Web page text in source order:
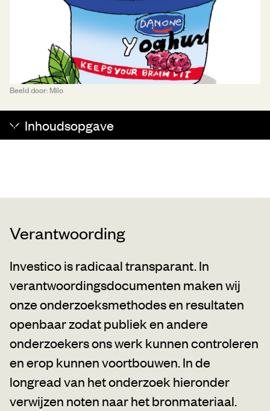
Beeld door: Milo
Inhoudsopgave
Verantwoording
Investico is radicaal transparant. In
verantwoordingsdocumenten maken wij
onze onderzoeksmethodes en resultaten
openbaar zodat publiek en andere
onderzoekers ons werk kunnen controleren
en erop kunnen voortbouwen. In de
longread van het onderzoek hieronder
verwijzen noten naar het bronmateriaal.